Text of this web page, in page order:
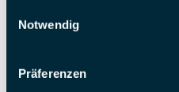
haben oder die sie im
Notwendig
Präferenzen